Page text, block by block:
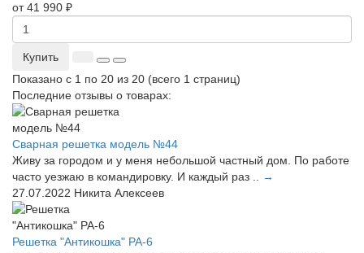
от 41 990 ₽
Купить
Показано с 1 по 20 из 20 (всего 1 страниц)
Последние отзывы о товарах:
Сварная решетка модель №44
Живу за городом и у меня небольшой частный дом. По работе
часто уезжаю в командировку. И каждый раз ..
→
27.07.2022 Никита Алексеев
Решетка "Антикошка" РА-6